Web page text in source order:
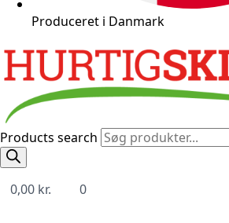
Produceret i Danmark
Products search
0,00 kr. 0